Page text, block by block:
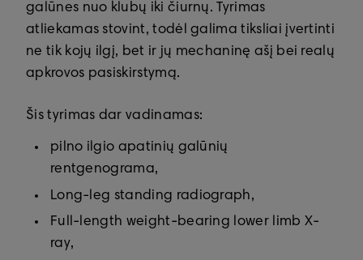
galūnes nuo klubų iki čiurnų. Tyrimas
atliekamas stovint, todėl galima tiksliai įvertinti
ne tik kojų ilgį, bet ir jų mechaninę ašį bei realų
apkrovos pasiskirstymą.
Šis tyrimas dar vadinamas:
pilno ilgio apatinių galūnių
rentgenograma,
Long-leg standing radiograph,
Full-length weight-bearing lower limb X-
ray,